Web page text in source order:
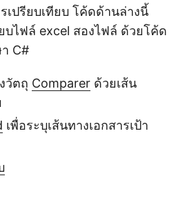
เปรียบเทียบ โค้ดด้านล่างนี้
บไฟล์ excel สองไฟล์ ด้วยโค้ด
C#
วัตถุ Comparer ด้วยเส้น
เพื่อระบุเส้นทางเอกสารเป้า